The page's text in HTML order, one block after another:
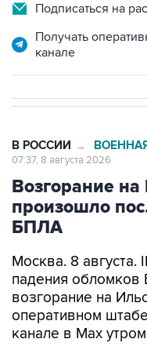
Подписаться на
Получать
канале
В РОССИИ →
07:37, 8 августа 2026
Возгорание
произошло
БПЛА
Москва. 8 августа.
падения
возгорание на
оперативном
канале в Max